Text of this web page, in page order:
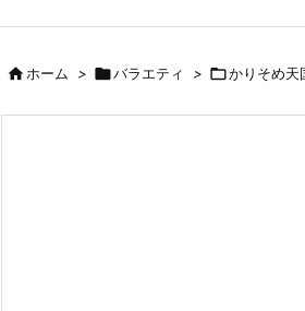
ホーム > バラエティ > かりそめ天